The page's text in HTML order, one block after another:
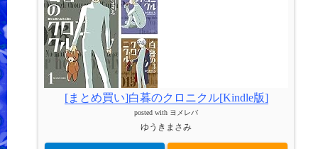
[まとめ買い]白暮のクロニクル[Kindle版]
posted with ヨメレバ
ゆうきまさみ